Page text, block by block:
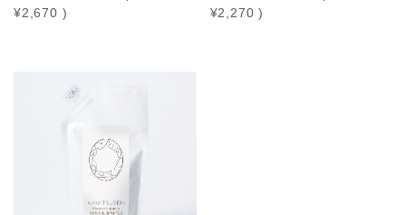
¥2,670 )
¥2,270 )